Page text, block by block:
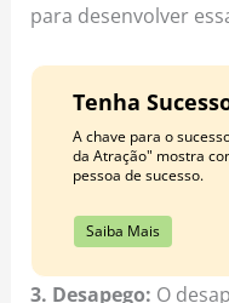
para desenvolver
Tenha
A chave para o
da Atração" mostra
pessoa de sucesso.
Saiba Mais
3. Desapego: O